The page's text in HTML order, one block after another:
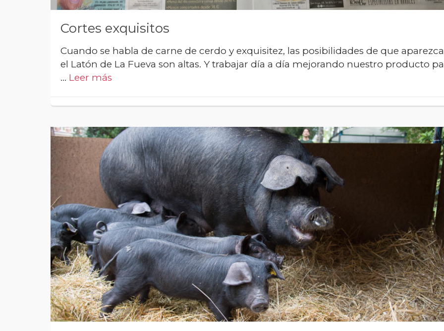
Cortes exquisitos
Cuando se habla de carne de cerdo y exquisitez, las posibilidades de que aparezca
el Latón de La Fueva son altas. Y trabajar día a día mejorando nuestro producto
… Leer más